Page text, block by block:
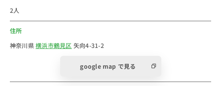
都内へのアクセスも良く、新宿や渋谷など都心の主要駅
通勤や通学に便利なだけでなく、商業施設が近くにある
法人のご利用は社宅・寮からの切替で経費削減が出来る
2人
住所
神奈川県横浜市鶴見区 矢向4-31-2
google map で見る